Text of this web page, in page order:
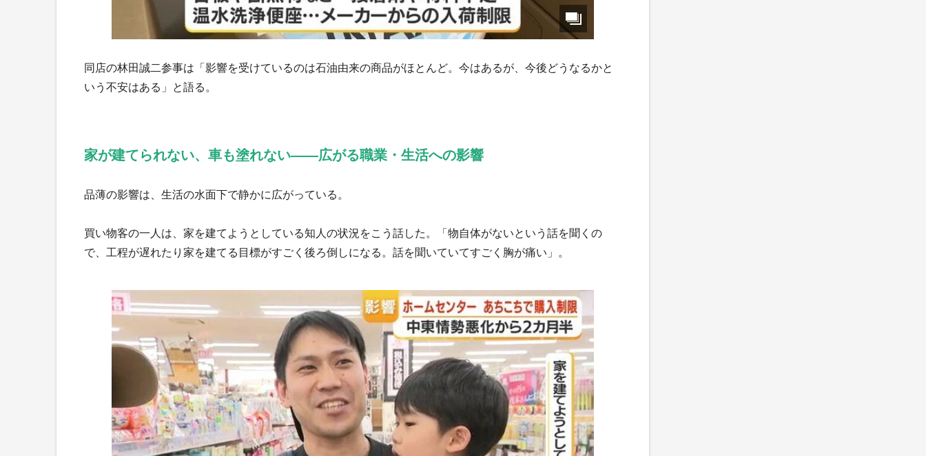
同店の林田誠二参事は「影響を受けているのは石油由来の商品がほとんど。今はあるが、今後どうなるかと
いう不安はある」と語る。
家が建てられない、車も塗れない——広がる職業・生活への影響
品薄の影響は、生活の水面下で静かに広がっている。
買い物客の一人は、家を建てようとしている知人の状況をこう話した。「物自体がないという話を聞くの
で、工程が遅れたり家を建てる目標がすごく後ろ倒しになる。話を聞いていてすごく胸が痛い」。